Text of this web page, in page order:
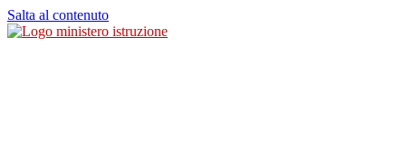
Salta al contenuto